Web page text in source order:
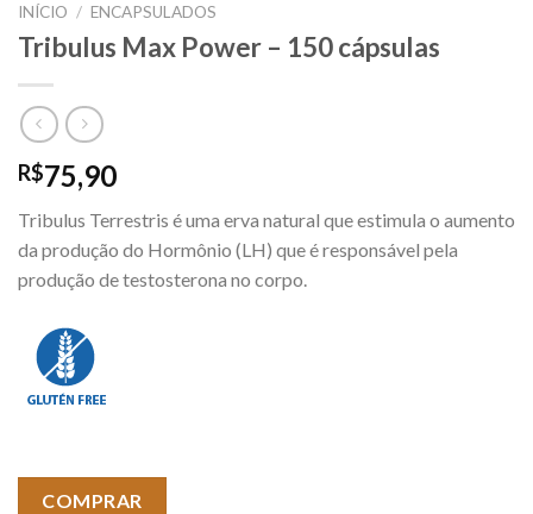
INÍCIO / ENCAPSULADOS
Tribulus Max Power – 150 cápsulas
R$75,90
Tribulus Terrestris é uma erva natural que estimula o aumento
da produção do Hormônio (LH) que é responsável pela
produção de testosterona no corpo.
COMPRAR